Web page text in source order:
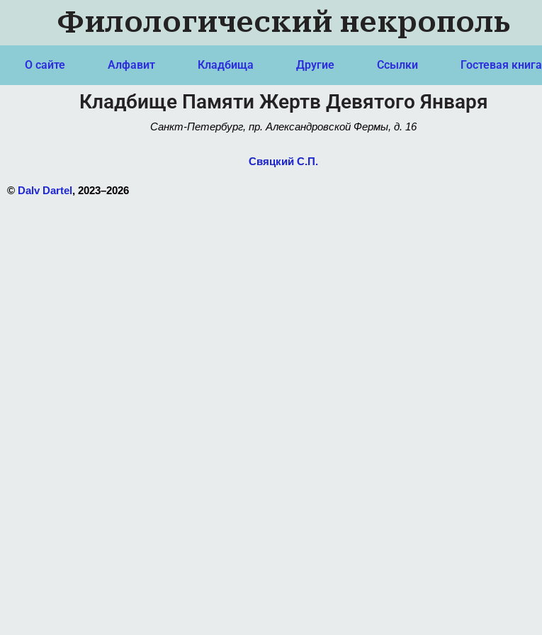
Филологический некрополь
О сайте Алфавит Кладбища Другие Ссылки Гостевая книга
Кладбище Памяти Жертв Девятого Января
Санкт-Петербург, пр. Александровской Фермы, д. 16
Свяцкий С.П.
© Dalv Dartel, 2023–2026